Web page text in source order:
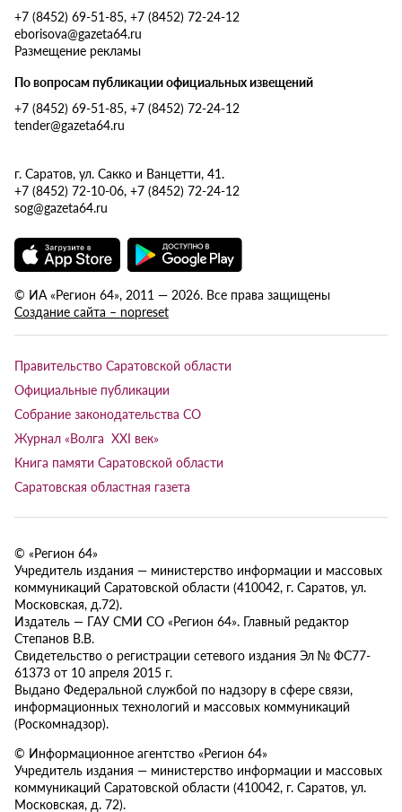
+7 (8452) 69-51-85, +7 (8452) 72-24-12
eborisova@gazeta64.ru
Размещение рекламы
По вопросам публикации официальных извещений
+7 (8452) 69-51-85, +7 (8452) 72-24-12
tender@gazeta64.ru
г. Саратов, ул. Сакко и Ванцетти, 41.
+7 (8452) 72-10-06, +7 (8452) 72-24-12
sog@gazeta64.ru
© ИА «Регион 64», 2011 — 2026. Все права защищены
Создание сайта – nopreset
Правительство Саратовской области
Официальные публикации
Собрание законодательства СО
Журнал «Волга XXI век»
Книга памяти Саратовской области
Саратовская областная газета
© «Регион 64»
Учредитель издания — министерство информации и массовых
коммуникаций Саратовской области (410042, г. Саратов, ул.
Московская, д.72).
Издатель — ГАУ СМИ СО «Регион 64». Главный редактор
Степанов В.В.
Свидетельство о регистрации сетевого издания Эл № ФС77-
61373 от 10 апреля 2015 г.
Выдано Федеральной службой по надзору в сфере связи,
информационных технологий и массовых коммуникаций
(Роскомнадзор).
© Информационное агентство «Регион 64»
Учредитель издания — министерство информации и массовых
коммуникаций Саратовской области (410042, г. Саратов, ул.
Московская, д. 72).